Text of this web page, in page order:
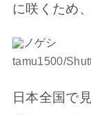
に咲くため
tamu1500/
日本全国で